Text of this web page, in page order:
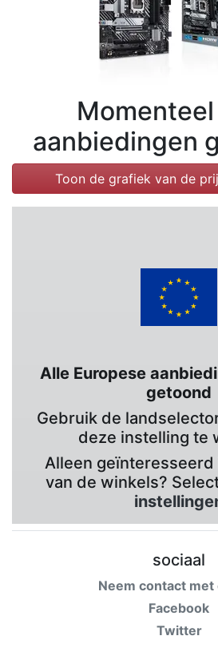
aanbiedingen
Toon de grafiek van de
Alle Europese
getoond
Gebruik de
deze instelling te
Alleen geïnteresseerd
van de winkels?
sociaal
Neem contact met
Facebook
Twitter